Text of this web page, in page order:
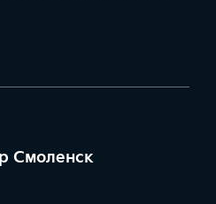
Смоленск